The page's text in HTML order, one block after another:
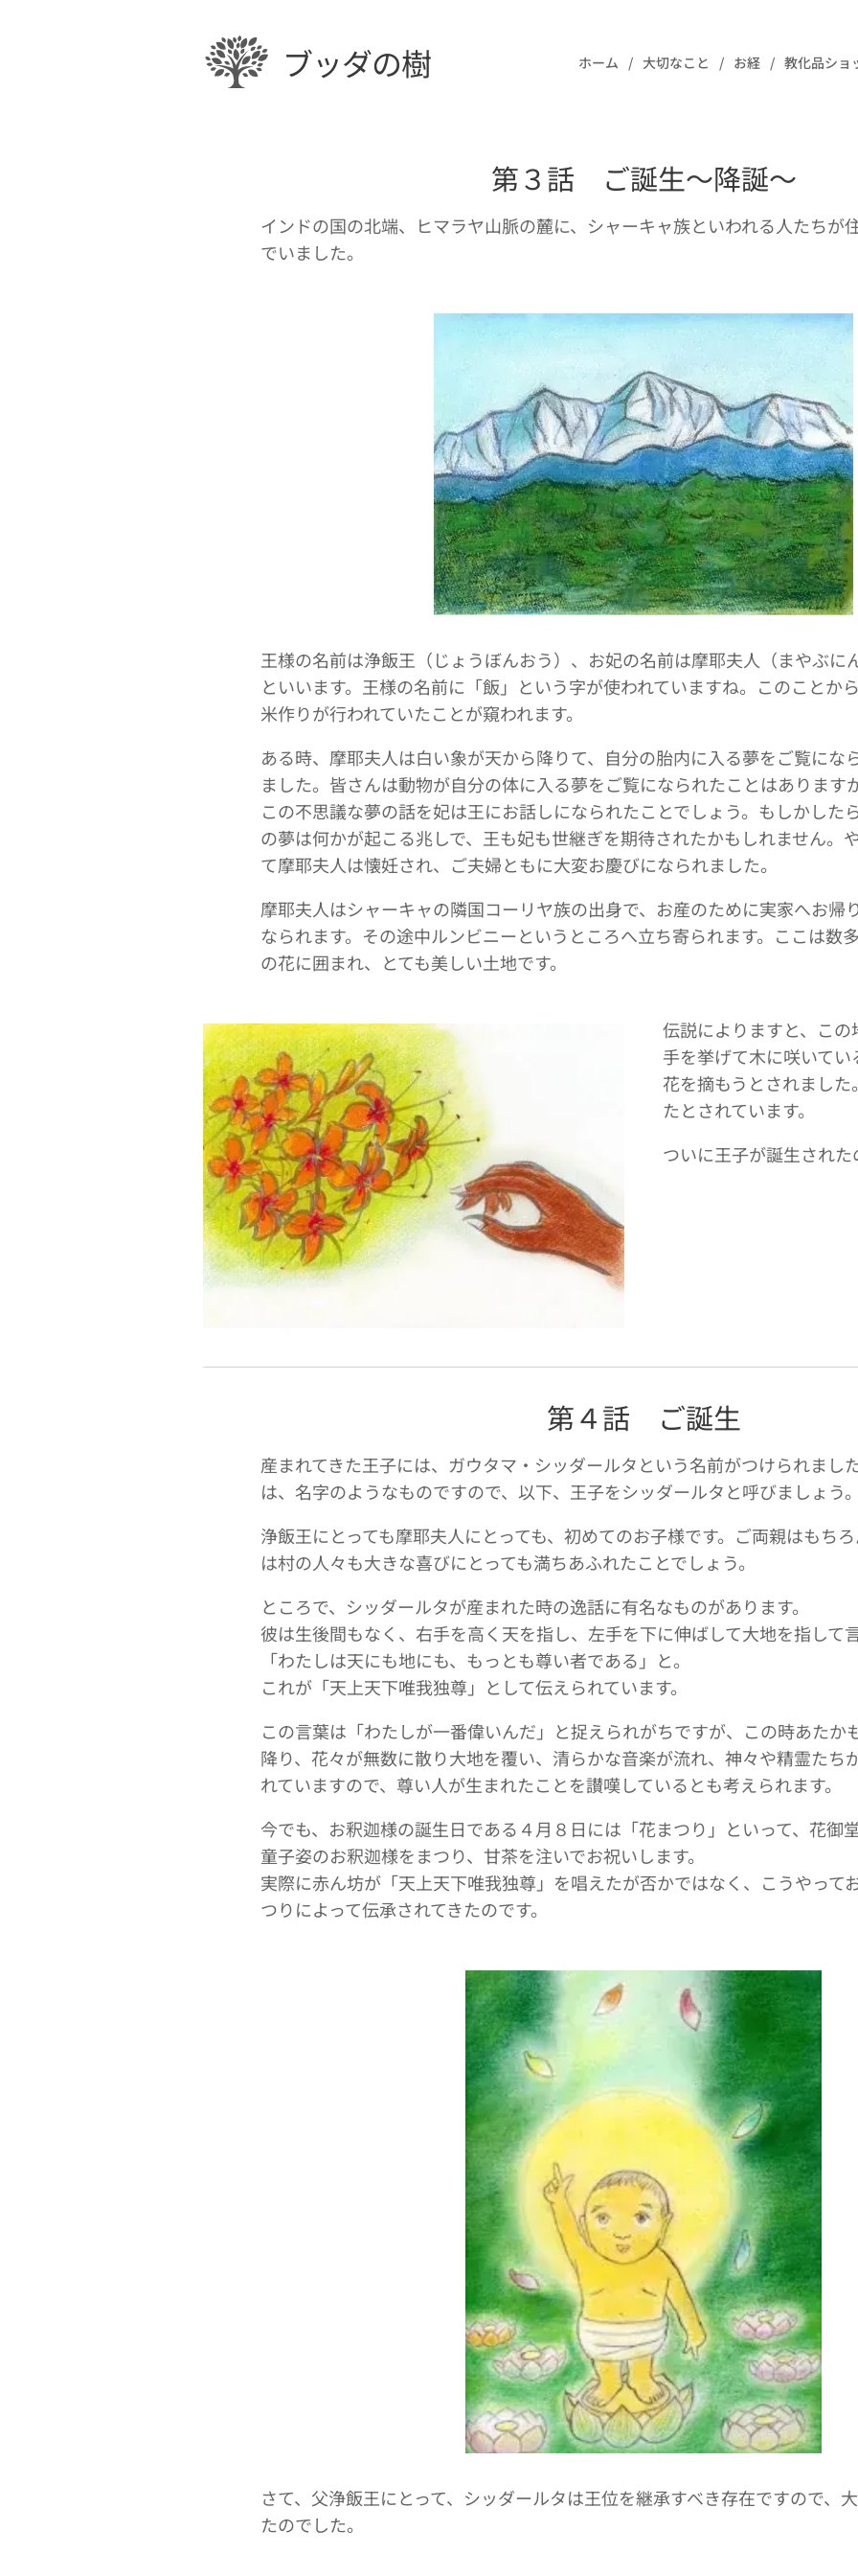
ブッダの樹 ホーム 大切なこと お経 教化品ショ
第３話 ご誕生～降誕～
インドの国の北端、ヒマラヤ山脈の麓に、シャーキャ族といわれる人たちが
でいました。
王様の名前は浄飯王（じょうぼんおう）、お妃の名前は摩耶夫人（まやぶにん
といいます。王様の名前に「飯」という字が使われていますね。このことか
米作りが行われていたことが窺われます。
ある時、摩耶夫人は白い象が天から降りて、自分の胎内に入る夢をご覧にな
ました。皆さんは動物が自分の体に入る夢をご覧になられたことはあります
この不思議な夢の話を妃は王にお話しになられたことでしょう。もしかした
の夢は何かが起こる兆しで、王も妃も世継ぎを期待されたかもしれません。
て摩耶夫人は懐妊され、ご夫婦ともに大変お慶びになられました。
摩耶夫人はシャーキャの隣国コーリヤ族の出身で、お産のために実家へお帰
なられます。その途中ルンビニーというところへ立ち寄られます。ここは数
の花に囲まれ、とても美しい土地です。
伝説によりますと、こ
手を挙げて木に咲いてい
花を摘もうとされまし
たとされています。
ついに王子が誕生された
第４話 ご誕生
産まれてきた王子には、ガウタマ・シッダールタという名前がつけられまし
は、名字のようなものですので、以下、王子をシッダールタと呼びましょう。
浄飯王にとっても摩耶夫人にとっても、初めてのお子様です。ご両親はもち
は村の人々も大きな喜びにとっても満ちあふれたことでしょう。
ところで、シッダールタが産まれた時の逸話に有名なものがあります。
彼は生後間もなく、右手を高く天を指し、左手を下に伸ばして大地を指して
「わたしは天にも地にも、もっとも尊い者である」と。
これが「天上天下唯我独尊」として伝えられています。
この言葉は「わたしが一番偉いんだ」と捉えられがちですが、この時あたか
降り、花々が無数に散り大地を覆い、清らかな音楽が流れ、神々や精霊たち
れていますので、尊い人が生まれたことを讃嘆しているとも考えられます。
今でも、お釈迦様の誕生日である４月８日には「花まつり」といって、花御
童子姿のお釈迦様をまつり、甘茶を注いでお祝いします。
実際に赤ん坊が「天上天下唯我独尊」を唱えたが否かではなく、こうやって
つりによって伝承されてきたのです。
さて、父浄飯王にとって、シッダールタは王位を継承すべき存在ですので、
たのでした。